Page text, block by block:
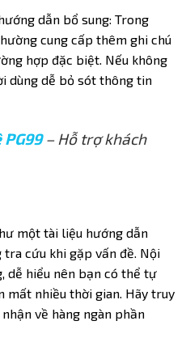
dẫn bổ sung: Trong
cung cấp thêm ghi chú
hợp đặc biệt. Nếu không
dùng dễ bỏ sót thông tin
– Hỗ trợ khách
một tài liệu hướng dẫn
tra cứu khi gặp vấn đề. Nội
dễ hiểu nên bạn có thể tự
mất nhiều thời gian. Hãy truy
về hàng ngàn phần